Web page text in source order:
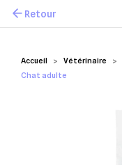
Mes favoris
Accueil Vétérinaire
Chat adulte
Retour